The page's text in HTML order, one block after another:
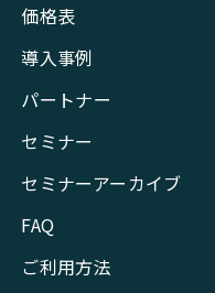
価格表
導入事例
パートナー
セミナー
セミナーアーカイブ
FAQ
ご利用方法